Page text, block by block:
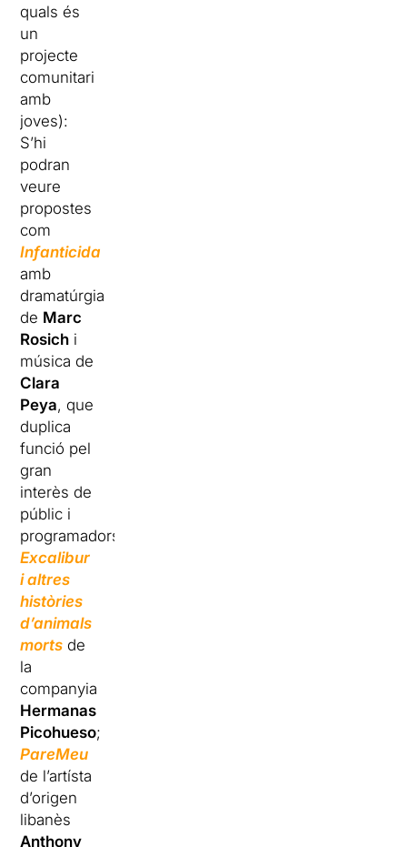
quals és
un
projecte
comunitari
amb
joves):
S’hi
podran
veure
propostes
com
Infanticida
amb
dramatúrgia
de Marc
Rosich i
música de
Clara
Peya, que
duplica
funció pel
gran
interès de
públic i
programadors;
Excalibur
i altres
històries
d’animals
morts de
la
companyia
Hermanas
Picohueso;
PareMeu
de l’artísta
d’origen
libanès
Anthony